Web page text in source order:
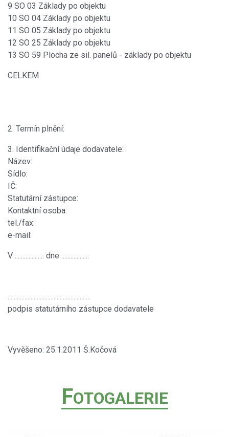
9 SO 03 Základy po objektu
10 SO 04 Základy po objektu
11 SO 05 Základy po objektu
12 SO 25 Základy po objektu
13 SO 59 Plocha ze sil. panelů - základy po objektu
CELKEM
2. Termín plnění:
3. Identifikační údaje dodavatele:
Název:
Sídlo:
IČ:
Statutární zástupce:
Kontaktní osoba:
tel./fax:
e-mail:
V ................... dne ..................
......................................................
podpis statutárního zástupce dodavatele
Vyvěšeno: 25.1.2011 Š.Kočová
FOTOGALERIE